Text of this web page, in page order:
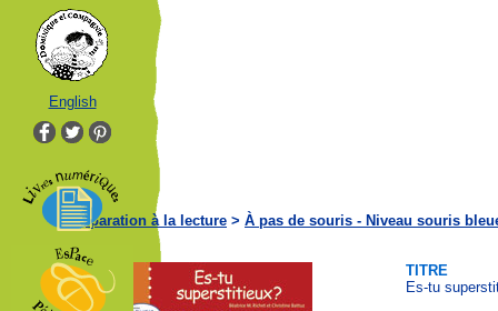
English
Préparation à la lecture > À pas de souris - Niveau souris
TITRE
Es-tu